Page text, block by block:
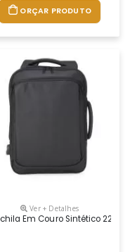
ORÇAR PRODUTO
Detalhe Em Pu E Interior
Ver + Detalhes
Em Couro Sintético 22